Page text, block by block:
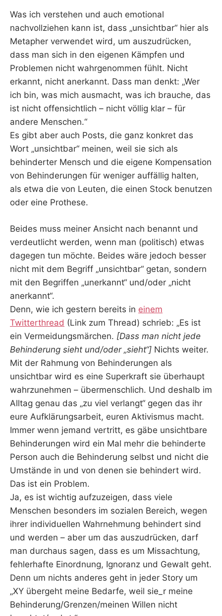
Was ich verstehen und auch emotional
nachvollziehen kann ist, dass „unsichtbar“ hier als
Metapher verwendet wird, um auszudrücken,
dass man sich in den eigenen Kämpfen und
Problemen nicht wahrgenommen fühlt. Nicht
erkannt, nicht anerkannt. Dass man denkt: „Wer
ich bin, was mich ausmacht, was ich brauche, das
ist nicht offensichtlich – nicht völlig klar – für
andere Menschen.“
Es gibt aber auch Posts, die ganz konkret das
Wort „unsichtbar“ meinen, weil sie sich als
behinderter Mensch und die eigene Kompensation
von Behinderungen für weniger auffällig halten,
als etwa die von Leuten, die einen Stock benutzen
oder eine Prothese.
Beides muss meiner Ansicht nach benannt und
verdeutlicht werden, wenn man (politisch) etwas
dagegen tun möchte. Beides wäre jedoch besser
nicht mit dem Begriff „unsichtbar“ getan, sondern
mit den Begriffen „unerkannt“ und/oder „nicht
anerkannt“.
Denn, wie ich gestern bereits in einem
Twitterthread (Link zum Thread) schrieb: „Es ist
ein Vermeidungsmärchen. [Dass man nicht jede
Behinderung sieht und/oder „sieht“] Nichts weiter.
Mit der Rahmung von Behinderungen als
unsichtbar wird es eine Superkraft sie überhaupt
wahrzunehmen – übermenschlich. Und deshalb im
Alltag genau das „zu viel verlangt“ gegen das ihr
eure Aufklärungsarbeit, euren Aktivismus macht.
Immer wenn jemand vertritt, es gäbe unsichtbare
Behinderungen wird ein Mal mehr die behinderte
Person auch die Behinderung selbst und nicht die
Umstände in und von denen sie behindert wird.
Das ist ein Problem.
Ja, es ist wichtig aufzuzeigen, dass viele
Menschen besonders im sozialen Bereich, wegen
ihrer individuellen Wahrnehmung behindert sind
und werden – aber um das auszudrücken, darf
man durchaus sagen, dass es um Missachtung,
fehlerhafte Einordnung, Ignoranz und Gewalt geht.
Denn um nichts anderes geht in jeder Story um
„XY übergeht meine Bedarfe, weil sie_r meine
Behinderung/Grenzen/meinen Willen nicht